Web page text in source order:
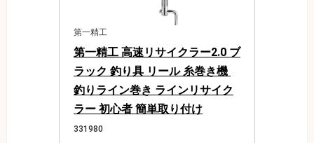
第一精工
第一精工 高速リサイクラー2.0 ブ
ラック 釣り具 リール 糸巻き機
釣りライン巻き ラインリサイク
ラー 初心者 簡単取り付け
331980